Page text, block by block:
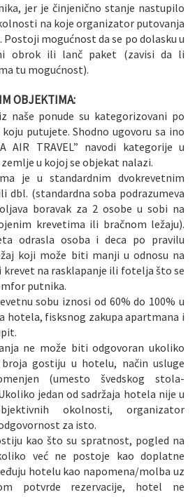
jer je činjenično stanje nastupilo
na koje organizator putovanja
Postoji mogućnost da se po dolasku u
obrok ili lanč paket (zavisi da li
tu mogućnost).
OBJEKTIMA:
naše ponude su kategorizovani po
putujete. Shodno ugovoru sa ino
AIR TRAVEL” navodi kategorije u
u kojoj se objekat nalazi.
je u standardnim dvokrevetnim
dbl. (standardna soba podrazumeva
boravak za 2 osobe u sobi na
krevetima ili bračnom ležaju).
odrasla osoba i deca po pravilu
koji može biti manji u odnosu na
na rasklapanje ili fotelja što se
putnika.
sobu iznosi od 60% do 100% u
hotela, fisksnog zakupa apartmana i
ne može biti odgovoran ukoliko
gostiju u hotelu, način usluge
(umesto švedskog stola-
jedan od sadržaja hotela nije u
okolnosti, organizator
za isto.
kao što su spratnost, pogled na
već ne postoje kao doplatne
hotelu kao napomena/molba uz
potvrde rezervacije, hotel ne